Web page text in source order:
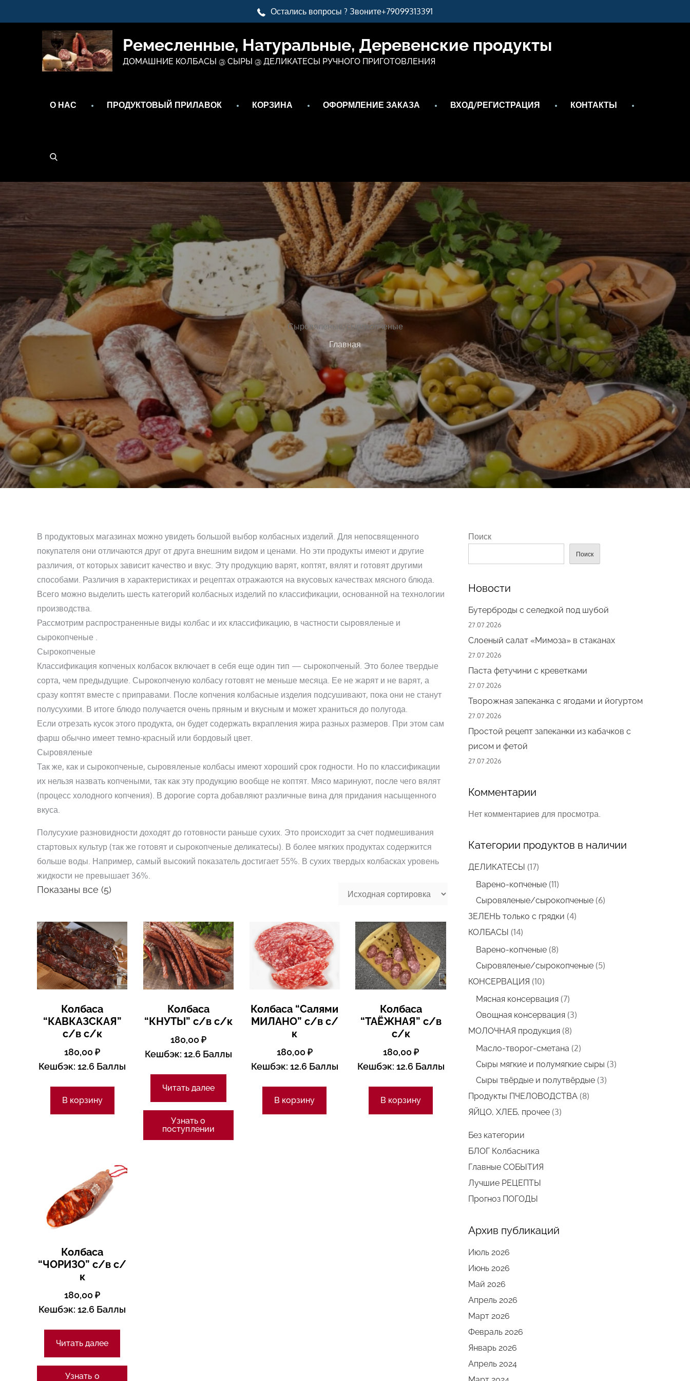
к
содержимому
Остались вопросы ? Звоните+79099313391
Ремесленные, Натуральные, Деревенские продукты
ДОМАШНИЕ КОЛБАСЫ @ СЫРЫ @ ДЕЛИКАТЕСЫ РУЧНОГО ПРИГОТОВЛЕНИЯ
О НАС ПРОДУКТОВЫЙ ПРИЛАВОК КОРЗИНА ОФОРМЛЕНИЕ ЗАКАЗА ВХОД/РЕГИСТРАЦИЯ КОНТАКТЫ
Сыровяленые/сырокопченые
Главная
В продуктовых магазинах можно увидеть большой выбор колбасных изделий. Для непосвященного
покупателя они отличаются друг от друга внешним видом и ценами. Но эти продукты имеют и другие
различия, от которых зависит качество и вкус. Эту продукцию варят, коптят, вялят и готовят другими
способами. Различия в характеристиках и рецептах отражаются на вкусовых качествах мясного блюда.
Всего можно выделить шесть категорий колбасных изделий по классификации, основанной на технологии
производства.
Рассмотрим распространенные виды колбас и их классификацию, в частности сыровяленые и
сырокопченые .
Сырокопченые
Классификация копченых колбасок включает в себя еще один тип — сырокопченый. Это более твердые
сорта, чем предыдущие. Сырокопченую колбасу готовят не меньше месяца. Ее не жарят и не варят, а
сразу коптят вместе с приправами. После копчения колбасные изделия подсушивают, пока они не станут
полусухими. В итоге блюдо получается очень пряным и вкусным и может храниться до полугода.
Если отрезать кусок этого продукта, он будет содержать вкрапления жира разных размеров. При этом сам
фарш обычно имеет темно-красный или бордовый цвет.
Сыровяленые
Так же, как и сырокопченые, сыровяленые колбасы имеют хороший срок годности. Но по классификации
их нельзя назвать копчеными, так как эту продукцию вообще не коптят. Мясо маринуют, после чего вялят
(процесс холодного копчения). В дорогие сорта добавляют различные вина для придания насыщенного
вкуса.
Полусухие разновидности доходят до готовности раньше сухих. Это происходит за счет подмешивания
стартовых культур (так же готовят и сырокопченые деликатесы). В более мягких продуктах содержится
больше воды. Например, самый высокий показатель достигает 55%. В сухих твердых колбасках уровень
жидкости не превышает 36%.
Показаны все (5)
Колбаса
“КАВКАЗСКАЯ”
с/в с/к
180,00₽
Кешбэк: 12.6 Баллы
В корзину
Колбаса
“КНУТЫ” с/в с/к
180,00 ₽
Кешбэк: 12.6 Баллы
Читать далее
Узнать о
поступлении
Колбаса “Салями
МИЛАНО” с/в с/
к
180,00 ₽
Кешбэк: 12.6 Баллы
В корзину
Колбаса
“ТАЁЖНАЯ” с/в
с/к
180,00 ₽
Кешбэк: 12.6 Баллы
В корзину
Колбаса
“ЧОРИЗО” с/в с/
к
180,00₽
Кешбэк: 12.6 Баллы
Читать далее
Узнать о
Поиск
Поиск
Новости
Бутерброды с селедкой под шубой
27.07.2026
Слоеный салат «Мимоза» в стаканах
27.07.2026
Паста фетучини с креветками
27.07.2026
Творожная запеканка с ягодами и йогуртом
27.07.2026
Простой рецепт запеканки из кабачков с
рисом и фетой
27.07.2026
Комментарии
Нет комментариев для просмотра.
Категории продуктов в наличии
ДЕЛИКАТЕСЫ 1717
товаров
Варено-копченые 1111
товаров
Сыровяленые/сырокопченые 66
ЗЕЛЕНЬ только с грядки 44
КОЛБАСЫ 1414
товаров
Варено-копченые 88
товаров
Сыровяленые/сырокопченые 55
КОНСЕРВАЦИЯ 1010
товаров
Мясная консервация 77
товаров
Овощная консервация 33
МОЛОЧНАЯ продукция 88
товаров
Масло-творог-сметана 22
товара
Сыры мягкие и полумягкие сыры 33
Сыры твёрдые и полутвёрдые 33
Продукты ПЧЕЛОВОДСТВА 88
ЯЙЦО, ХЛЕБ, прочее 33
Без категории
БЛОГ Колбасника
Главные СОБЫТИЯ
Лучшие РЕЦЕПТЫ
Прогноз ПОГОДЫ
Архив публикаций
Июль 2026
Июнь 2026
Май 2026
Апрель 2026
Март 2026
Февраль 2026
Январь 2026
Апрель 2024